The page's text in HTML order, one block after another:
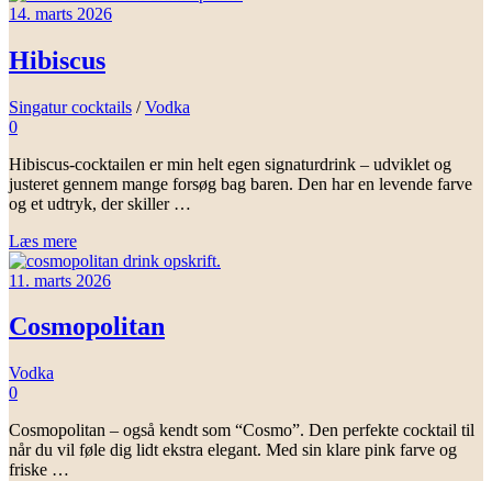
14. marts 2026
Hibiscus
Singatur cocktails /Vodka
0
Hibiscus-cocktailen er min helt egen signaturdrink – udviklet og
justeret gennem mange forsøg bag baren. Den har en levende farve
og et udtryk, der skiller …
Læs mere
11. marts 2026
Cosmopolitan
Vodka
0
Cosmopolitan – også kendt som “Cosmo”. Den perfekte cocktail til
når du vil føle dig lidt ekstra elegant. Med sin klare pink farve og
friske …